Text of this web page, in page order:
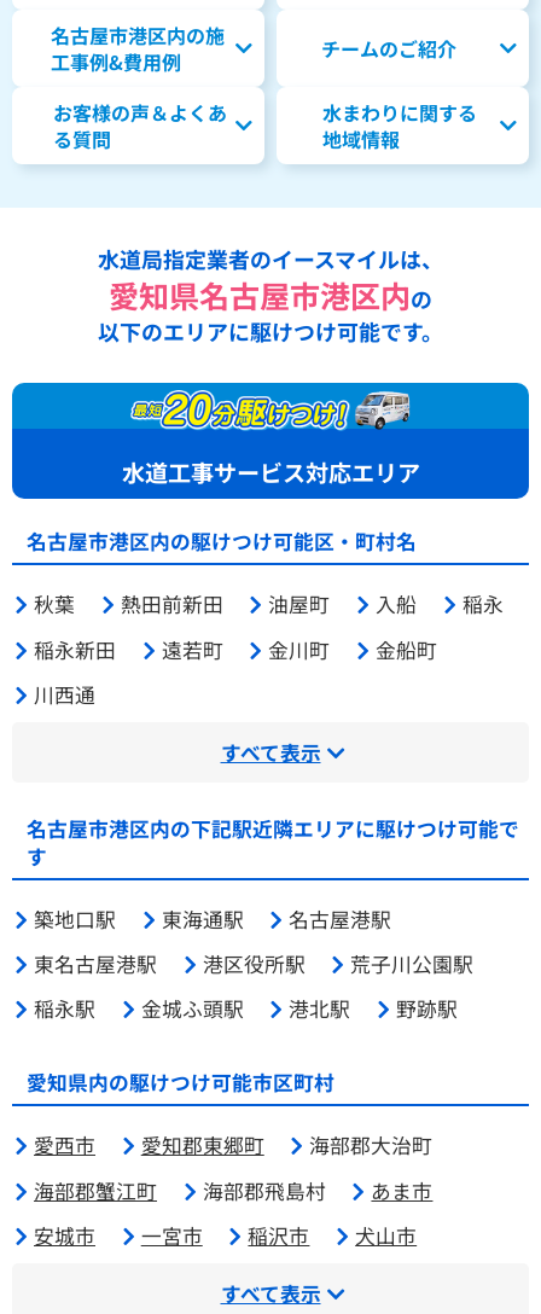
名古屋市港区内の施
工事例&費用例
チームのご紹介
お客様の声＆よくあ
る質問
水まわりに関する
地域情報
水道局指定業者のイースマイルは、
愛知県名古屋市港区内の
以下のエリアに駆けつけ可能です。
水道工事サービス対応エリア
名古屋市港区内の駆けつけ可能区・町村名
秋葉 熱田前新田 油屋町 入船
稲永
稲永新田
遠若町 金川町
金船町
川西通
すべて表示
名古屋市港区内の下記駅近隣エリアに駆けつけ可能で
す
築地口駅 東海通駅
名古屋港駅
東名古屋港駅
港区役所駅
荒子川公園駅
稲永駅
金城ふ頭駅 港北駅 野跡駅
愛知県内の駆けつけ可能市区町村
愛西市 愛知郡東郷町
海部郡大治町
海部郡蟹江町
海部郡飛島村
あま市
安城市
一宮市 稲沢市
犬山市
すべて表示